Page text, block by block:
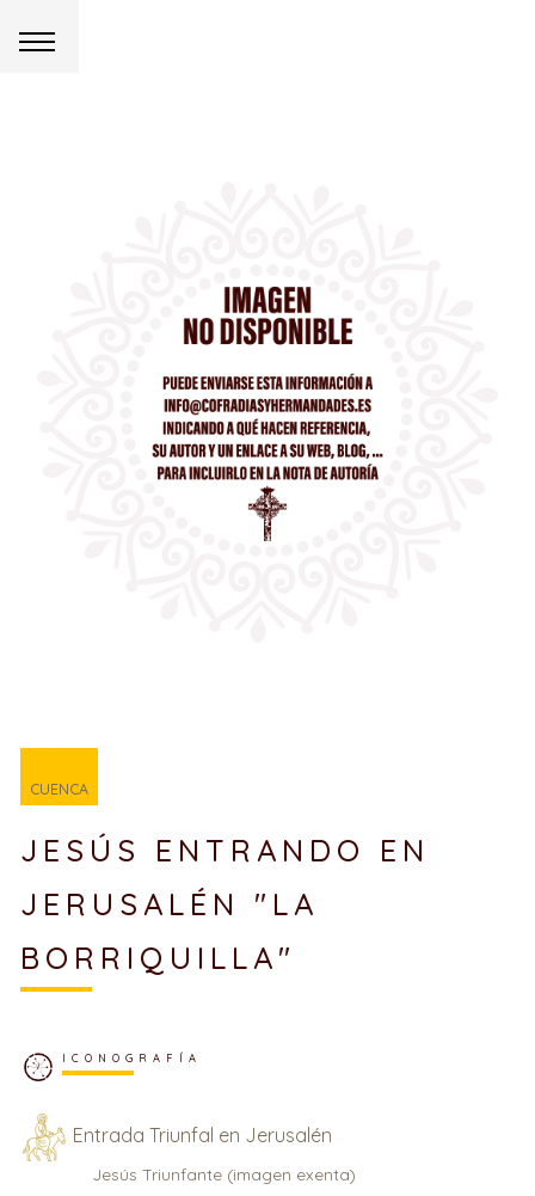
CUENCA
JESÚS ENTRANDO EN
JERUSALÉN "LA
BORRIQUILLA"
ICONOGRAFÍA
Entrada Triunfal en Jerusalén
Jesús Triunfante (imagen exenta)